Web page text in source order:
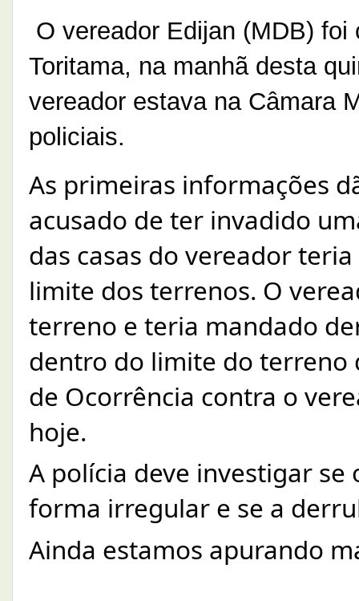
O vereador Edijan (MDB)
Toritama, na manhã desta
vereador estava na Câmara
policiais.
As primeiras informações
acusado de ter invadido
das casas do vereador
limite dos terrenos. O
terreno e teria mandado
dentro do limite do terreno
de Ocorrência contra o
hoje.
A polícia deve investigar
forma irregular e se a
Ainda estamos apurando